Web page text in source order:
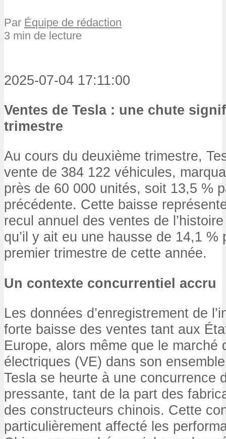
Par Équipe de rédaction
3 min de lecture
2025-07-04 17:11:00
Ventes de Tesla : une chute
trimestre
Au cours du deuxième trimestre,
vente de 384 122 véhicules,
près de 60 000 unités, soit 13,5 %
précédente. Cette baisse
recul annuel des ventes de
qu’il y ait eu une hausse de 14,1 %
premier trimestre de cette année.
Un contexte concurrentiel accru
Les données d’enregistrement de
forte baisse des ventes tant aux
Europe, alors même que le marché
électriques (VE) dans son
Tesla se heurte à une concurrence
pressante, tant de la part des
des constructeurs chinois. Cette
particulièrement affecté les